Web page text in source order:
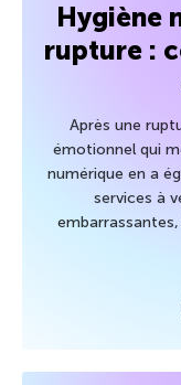
Hygiène
rupture :
Après une
émotionnel qui
numérique en a
services à